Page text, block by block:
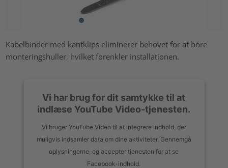
Kabelbinder med kantklips eliminerer behovet for at bore
monteringshuller, hvilket forenkler installationen.
Vi har brug for dit samtykke til at
indlæse YouTube Video-tjenesten.
Vi bruger YouTube Video til at integrere indhold, der
muligvis indsamler data om dine aktiviteter. Gennemgå
oplysningerne, og accepter tjenesten for at se
Facebook-indhold.